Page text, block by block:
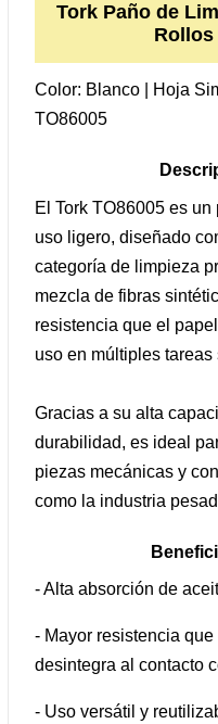
Tork Paño de
Rollos
Color: Blanco | Hoja
TO86005
El Tork TO86005 es
uso ligero, diseñado
categoría de limpieza
mezcla de fibras
resistencia que el
uso en múltiples
Gracias a su alta
durabilidad, es ideal
piezas mecánicas y
como la industria
- Alta absorción de
- Mayor resistencia
desintegra al contacto
- Uso versátil y